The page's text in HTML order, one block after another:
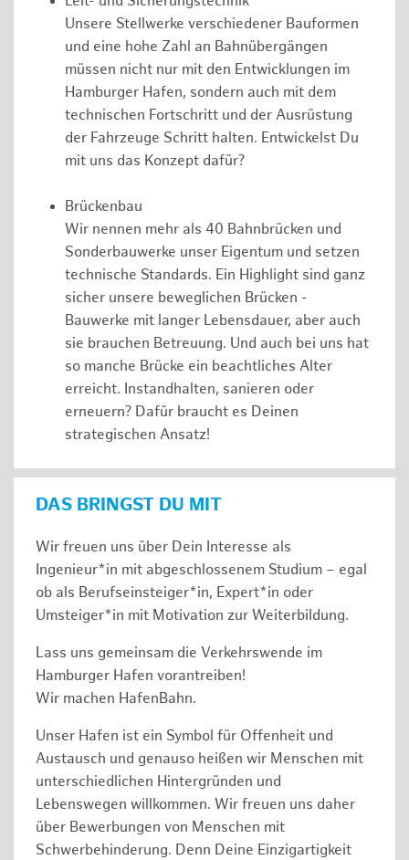
Unsere Stellwerke verschiedener Bauformen
und eine hohe Zahl an Bahnübergängen
müssen nicht nur mit den Entwicklungen im
Hamburger Hafen, sondern auch mit dem
technischen Fortschritt und der Ausrüstung
der Fahrzeuge Schritt halten. Entwickelst Du
mit uns das Konzept dafür?
Brückenbau
Wir nennen mehr als 40 Bahnbrücken und
Sonderbauwerke unser Eigentum und setzen
technische Standards. Ein Highlight sind ganz
sicher unsere beweglichen Brücken -
Bauwerke mit langer Lebensdauer, aber auch
sie brauchen Betreuung. Und auch bei uns hat
so manche Brücke ein beachtliches Alter
erreicht. Instandhalten, sanieren oder
erneuern? Dafür braucht es Deinen
strategischen Ansatz!
DAS BRINGST DU MIT
Wir freuen uns über Dein Interesse als
Ingenieur*in mit abgeschlossenem Studium – egal
ob als Berufseinsteiger*in, Expert*in oder
Umsteiger*in mit Motivation zur Weiterbildung.
Lass uns gemeinsam die Verkehrswende im
Hamburger Hafen vorantreiben!
Wir machen HafenBahn.
Unser Hafen ist ein Symbol für Offenheit und
Austausch und genauso heißen wir Menschen mit
unterschiedlichen Hintergründen und
Lebenswegen willkommen. Wir freuen uns daher
über Bewerbungen von Menschen mit
Schwerbehinderung. Denn Deine Einzigartigkeit